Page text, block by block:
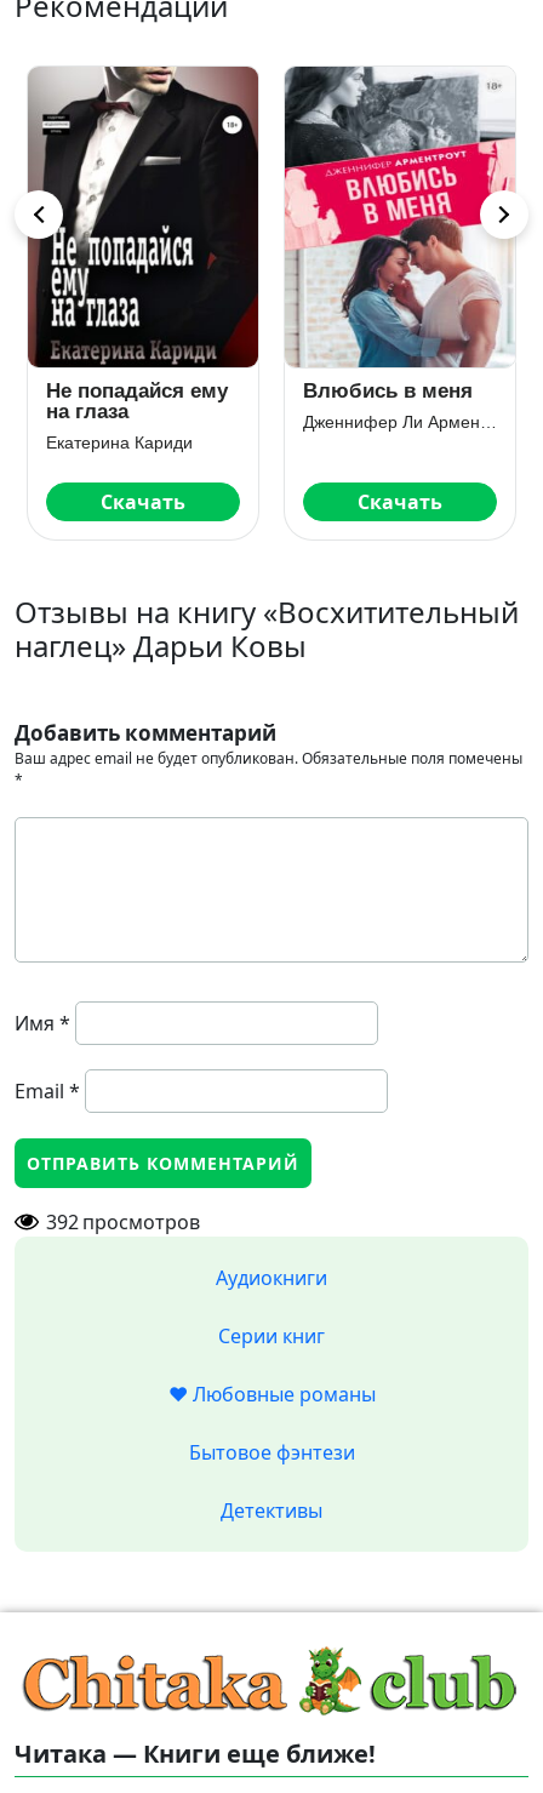
Не попадайся ему
на глаза
Екатерина Кариди
Скачать
Влюбись в меня
Скачать
Отзывы на книгу «Восхитительный
наглец» Дарьи Ковы
Добавить комментарий
Ваш адрес email не будет опубликован.Обязательные поля помечены
*
Имя *
Email *
392просмотров
Аудиокниги
Серии книг
❤️ Любовные романы
Бытовое фэнтези
Детективы
Читака — Книги еще ближе!